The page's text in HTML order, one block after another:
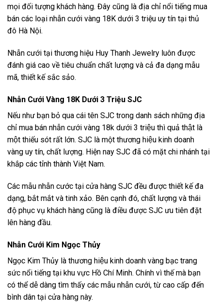
mọi đối tượng khách hàng. Đây cũng là địa chỉ nổi tiếng mua
bán các loại nhẫn cưới vàng 18K dưới 3 triệu uy tín tại thủ
đô Hà Nội.
Nhẫn cưới tại thương hiệu Huy Thanh Jewelry luôn được
đánh giá cao về tiêu chuẩn chất lượng và cả đa dạng mẫu
mã, thiết kế sắc sảo.
Nhẫn Cưới Vàng 18K Dưới 3 Triệu SJC
Nếu như bạn bỏ qua cái tên SJC trong danh sách những địa
chỉ mua bán nhẫn cưới vàng 18k dưới 3 triệu thì quả thật là
một thiếu sót rất lớn. SJC là một thương hiệu kinh doanh
vàng uy tín, chất lượng. Hiện nay SJC đã có mặt chi nhánh tại
khắp các tỉnh thành Việt Nam.
Các mẫu nhẫn cước tại cửa hàng SJC đều được thiết kế đa
dạng, bắt mắt và tinh xảo. Bên cạnh đó, chất lượng và thái
độ phục vụ khách hàng cũng là điều được SJC ưu tiên đặt
lên hàng đầu.
Nhẫn Cưới Kim Ngọc Thủy
Ngọc Kim Thủy là thương hiệu kinh doanh vàng bạc trang
sức nổi tiếng tại khu vực Hồ Chí Minh. Chính vì thế mà bạn
có thể dễ dàng tìm thấy các mẫu nhẫn cưới, từ cao cấp đến
bình dân tại cửa hàng này.